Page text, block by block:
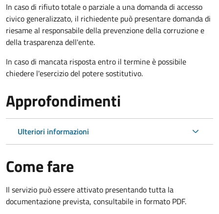
In caso di rifiuto totale o parziale a una domanda di accesso
civico generalizzato, il richiedente può presentare domanda di
riesame al responsabile della prevenzione della corruzione e
della trasparenza dell'ente.
In caso di mancata risposta entro il termine è possibile
chiedere l'esercizio del potere sostitutivo.
Approfondimenti
Ulteriori informazioni
Come fare
Il servizio può essere attivato presentando tutta la
documentazione prevista, consultabile in formato PDF.